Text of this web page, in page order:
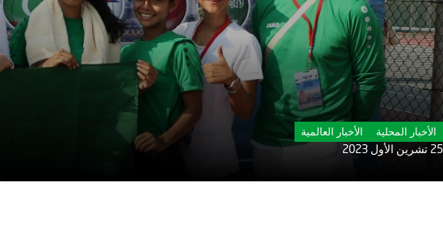
الأخبار المحلية الأخبار العالمية
25 تشرين الأول 2023